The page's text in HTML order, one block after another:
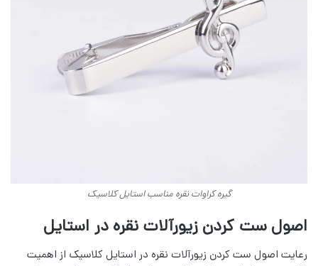
گیره کراوات نقره مناسب استایل کلاسیک
اصول ست کردن زیورآلات نقره در استایل
رعایت اصول ست کردن زیورآلات نقره در استایل کلاسیک از اهمیت